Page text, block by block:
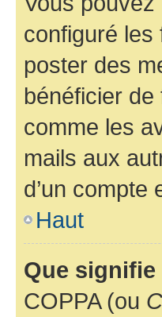
configuré les
poster des
bénéficier
comme les
mails aux
d’un compte
Haut
Que signifie
COPPA (ou